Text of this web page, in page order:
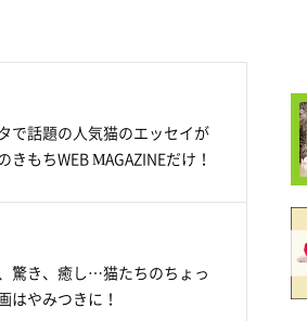
で話題の人気猫のエッセイが
もちWEB MAGAZINEだけ！
驚き、癒し…猫たちのちょっ
はやみつきに！